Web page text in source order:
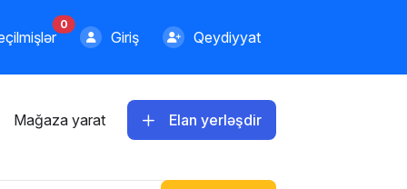
0
Giriş Qeydiyyat
Mağaza yarat Elan yerləşdir
600.00 AZN
Apple iPhone 13 128 GB
720.00 AZN